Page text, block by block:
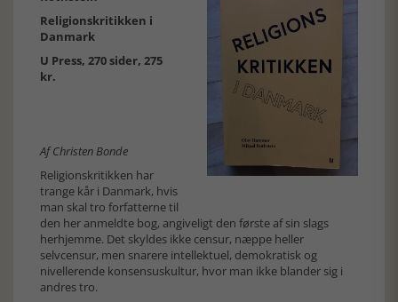
Religionskritikken i
Danmark
U Press, 270 sider, 275
kr.
Af Christen Bonde
Religionskritikken har
trange kår i Danmark, hvis
man skal tro forfatterne til
den her anmeldte bog, angiveligt den første af sin slags
herhjemme. Det skyldes ikke censur, næppe heller
selvcensur, men snarere intellektuel, demokratisk og
nivellerende konsensuskultur, hvor man ikke blander sig i
andres tro.